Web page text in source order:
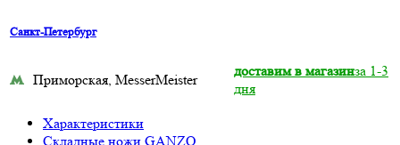
Санкт-Петербург
Приморская, MesserMeister
доставим в магазинза 1-3
дня
Характеристики
Складные ножи GANZO